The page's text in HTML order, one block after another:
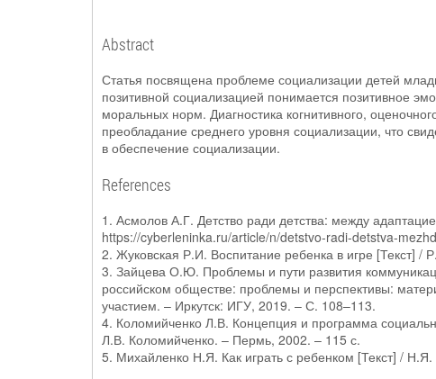
Abstract
Статья посвящена проблеме социализации детей
позитивной социализацией понимается позитивное
моральных норм. Диагностика когнитивного,
преобладание среднего уровня социализации, что
в обеспечение социализации.
References
1. Асмолов А.Г. Детство ради детства: между
https://cyberleninka.ru/article/n/detstvo-radi-detstva-
2. Жуковская Р.И. Воспитание ребенка в игре [Текст]
3. Зайцева О.Ю. Проблемы и пути развития
российском обществе: проблемы и перспективы:
участием. – Иркутск: ИГУ, 2019. – С. 108–113.
4. Коломийченко Л.В. Концепция и программа
Л.В. Коломийченко. – Пермь, 2002. – 115 с.
5. Михайленко Н.Я. Как играть с ребенком [Текст] /